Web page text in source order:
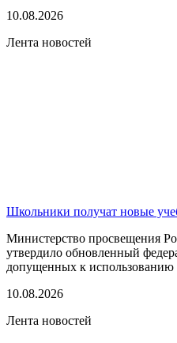
10.08.2026
Лента новостей
Школьники получат новые
Министерство просвещения
утвердило обновленный
допущенных к использованию
10.08.2026
Лента новостей